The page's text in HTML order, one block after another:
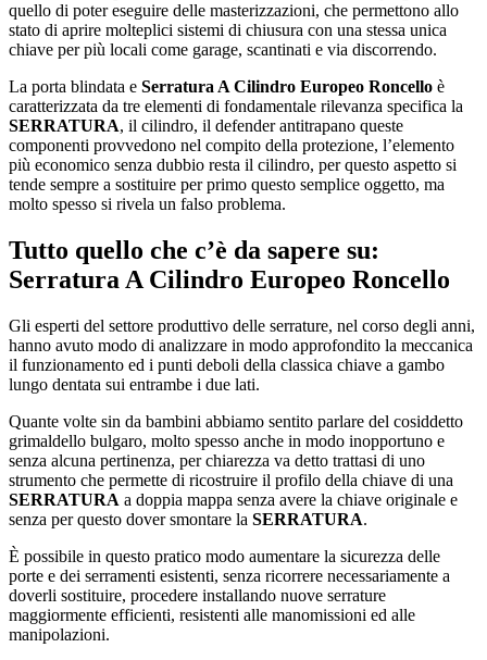
quello di poter eseguire delle masterizzazioni, che permettono allo
stato di aprire molteplici sistemi di chiusura con una stessa unica
chiave per più locali come garage, scantinati e via discorrendo.
La porta blindata e Serratura A Cilindro Europeo Roncello è
caratterizzata da tre elementi di fondamentale rilevanza specifica la
SERRATURA, il cilindro, il defender antitrapano queste
componenti provvedono nel compito della protezione, l’elemento
più economico senza dubbio resta il cilindro, per questo aspetto si
tende sempre a sostituire per primo questo semplice oggetto, ma
molto spesso si rivela un falso problema.
Tutto quello che c’è da sapere su:
Serratura A Cilindro Europeo Roncello
Gli esperti del settore produttivo delle serrature, nel corso degli anni,
hanno avuto modo di analizzare in modo approfondito la meccanica
il funzionamento ed i punti deboli della classica chiave a gambo
lungo dentata sui entrambe i due lati.
Quante volte sin da bambini abbiamo sentito parlare del cosiddetto
grimaldello bulgaro, molto spesso anche in modo inopportuno e
senza alcuna pertinenza, per chiarezza va detto trattasi di uno
strumento che permette di ricostruire il profilo della chiave di una
SERRATURA a doppia mappa senza avere la chiave originale e
senza per questo dover smontare la SERRATURA.
È possibile in questo pratico modo aumentare la sicurezza delle
porte e dei serramenti esistenti, senza ricorrere necessariamente a
doverli sostituire, procedere installando nuove serrature
maggiormente efficienti, resistenti alle manomissioni ed alle
manipolazioni.